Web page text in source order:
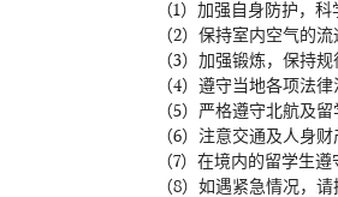
（1）加强自身防护，
（2）保持室内空气的
（3）加强锻炼，保持
（4）遵守当地各项法
（5）严格遵守北航及
（6）注意交通及人身
（7）在境内的留学生
（8）如遇紧急情况，